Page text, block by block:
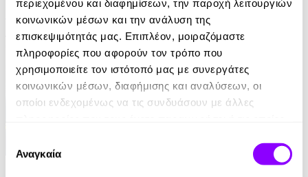
περιεχομένου και διαφημίσεων, την παροχή λειτουργιών
κοινωνικών μέσων και την ανάλυση της
επισκεψιμότητάς μας. Επιπλέον, μοιραζόμαστε
πληροφορίες που αφορούν τον τρόπο που
χρησιμοποιείτε τον ιστότοπό μας με συνεργάτες
κοινωνικών μέσων, διαφήμισης και αναλύσεων, οι
οποίοι ενδεχομένως να τις συνδυάσουν με άλλες
των υπηρεσιών τους.
συγκατάθεσης
Αναγκαία
Nicci French
12.99€